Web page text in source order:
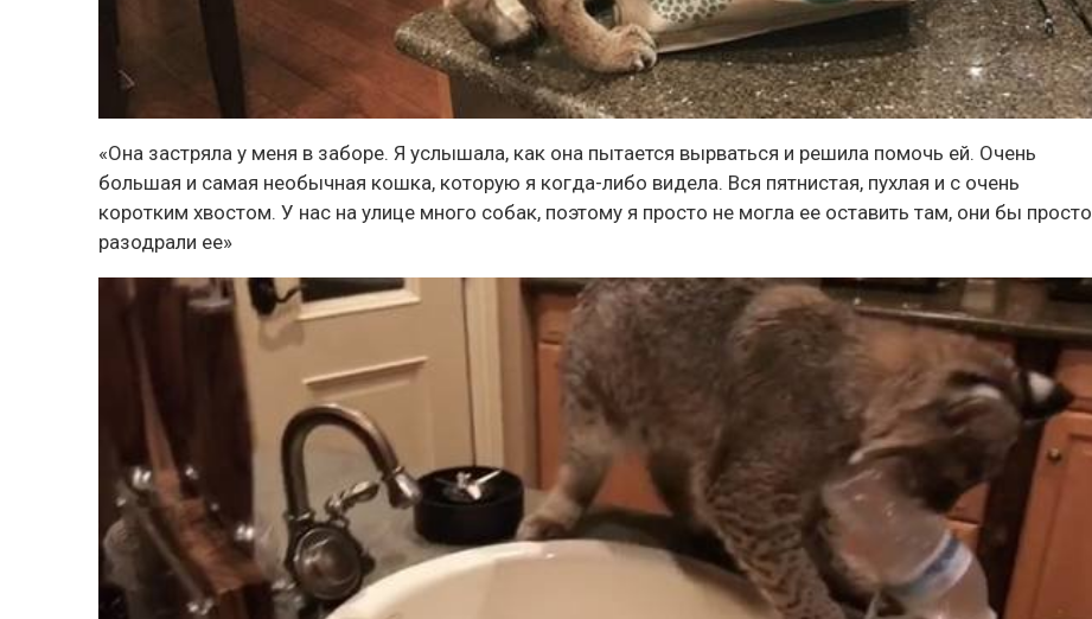
«Она застряла у меня в заборе. Я услышала, как она пытается вырваться и решила помочь ей. Очень
большая и самая необычная кошка, которую я когда-либо видела. Вся пятнистая, пухлая и с очень
коротким хвостом. У нас на улице много собак, поэтому я просто не могла ее оставить там, они бы просто
разодрали ее»